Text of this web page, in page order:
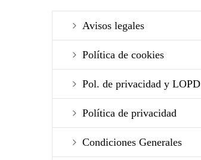
Avisos legales
Política de cookies
Pol. de privacidad y LOPD
Política de privacidad
Condiciones Generales